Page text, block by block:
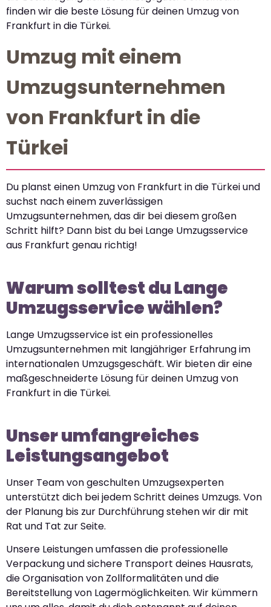
finden wir die beste Lösung für deinen Umzug von
Frankfurt in die Türkei.
Umzug mit einem
Umzugsunternehmen
von Frankfurt in die
Türkei
Du planst einen Umzug von Frankfurt in die Türkei und
suchst nach einem zuverlässigen
Umzugsunternehmen, das dir bei diesem großen
Schritt hilft? Dann bist du bei Lange Umzugsservice
aus Frankfurt genau richtig!
Warum solltest du Lange
Umzugsservice wählen?
Lange Umzugsservice ist ein professionelles
Umzugsunternehmen mit langjähriger Erfahrung im
internationalen Umzugsgeschäft. Wir bieten dir eine
maßgeschneiderte Lösung für deinen Umzug von
Frankfurt in die Türkei.
Unser umfangreiches
Leistungsangebot
Unser Team von geschulten Umzugsexperten
unterstützt dich bei jedem Schritt deines Umzugs. Von
der Planung bis zur Durchführung stehen wir dir mit
Rat und Tat zur Seite.
Unsere Leistungen umfassen die professionelle
Verpackung und sichere Transport deines Hausrats,
die Organisation von Zollformalitäten und die
Bereitstellung von Lagermöglichkeiten. Wir kümmern